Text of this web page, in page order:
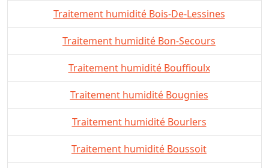
Traitement humidité Bois-De-Lessines
Traitement humidité Bon-Secours
Traitement humidité Bouffioulx
Traitement humidité Bougnies
Traitement humidité Bourlers
Traitement humidité Boussoit